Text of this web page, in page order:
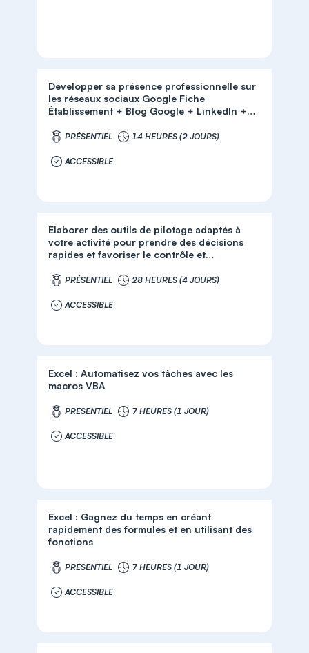
Développer sa présence professionnelle sur
les réseaux sociaux Google Fiche
Établissement + Blog Google + LinkedIn +
PRÉSENTIEL 14 HEURES (2 JOURS)
ACCESSIBLE
Elaborer des outils de pilotage adaptés à
votre activité pour prendre des décisions
rapides et favoriser le contrôle et
PRÉSENTIEL 28 HEURES (4 JOURS)
ACCESSIBLE
Excel : Automatisez vos tâches avec les
macros VBA
PRÉSENTIEL 7 HEURES (1 JOUR)
ACCESSIBLE
Excel : Gagnez du temps en créant
rapidement des formules et en utilisant des
fonctions
PRÉSENTIEL 7 HEURES (1 JOUR)
ACCESSIBLE